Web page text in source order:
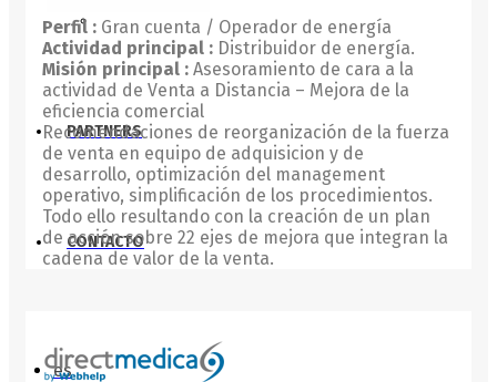
BUSINESS for Business
PARTNERS
CONTACTO
es
Perfil : Gran cuenta / Operador de energía
Actividad principal : Distribuidor de energía.
Misión principal : Asesoramiento de cara a la
actividad de Venta a Distancia – Mejora de la
eficiencia comercial
Recomendaciones de reorganización de la fuerza
de venta en equipo de adquisicion y de
desarrollo, optimización del management
operativo, simplificación de los procedimientos.
Todo ello resultando con la creación de un plan
de acción sobre 22 ejes de mejora que integran la
cadena de valor de la venta.